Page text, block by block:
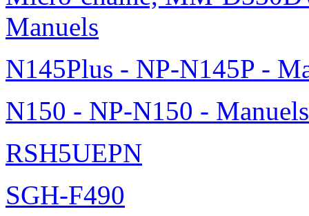
Manuels
N145Plus - NP-N145P -
N150 - NP-N150 - Manuels
RSH5UEPN
SGH-F490